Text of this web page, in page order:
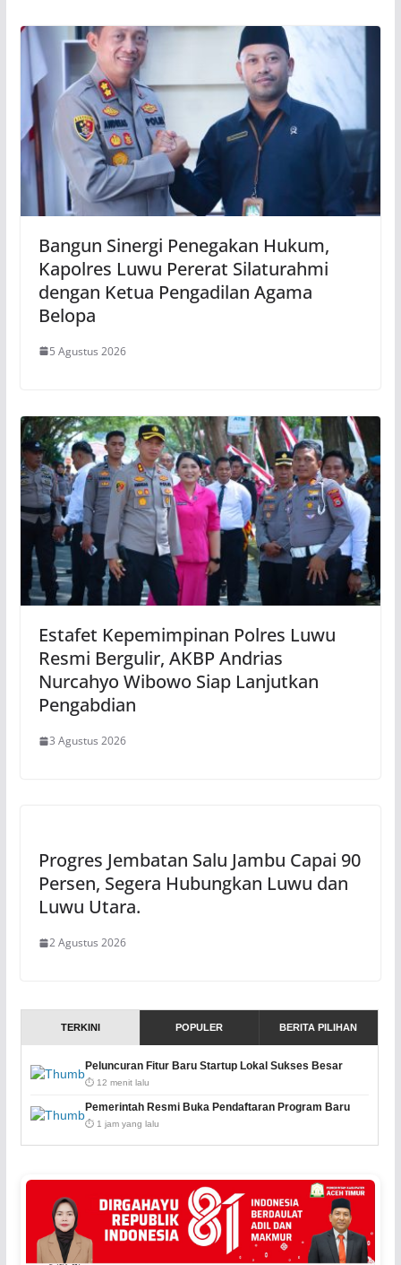
Bangun Sinergi Penegakan Hukum,
Kapolres Luwu Pererat Silaturahmi
dengan Ketua Pengadilan Agama
Belopa
5 Agustus 2026
Estafet Kepemimpinan Polres Luwu
Resmi Bergulir, AKBP Andrias
Nurcahyo Wibowo Siap Lanjutkan
Pengabdian
3 Agustus 2026
Progres Jembatan Salu Jambu Capai 90
Persen, Segera Hubungkan Luwu dan
Luwu Utara.
2 Agustus 2026
TERKINI POPULER BERITA PILIHAN
Peluncuran Fitur Baru Startup Lokal Sukses Besar
⏱️ 12 menit lalu
Pemerintah Resmi Buka Pendaftaran Program Baru
⏱️ 1 jam yang lalu